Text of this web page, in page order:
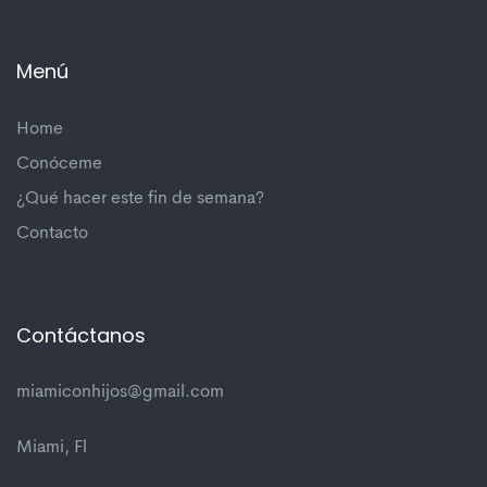
Menú
Home
Conóceme
¿Qué hacer este fin de semana?
Contacto
Contáctanos
miamiconhijos@gmail.com
Miami, Fl